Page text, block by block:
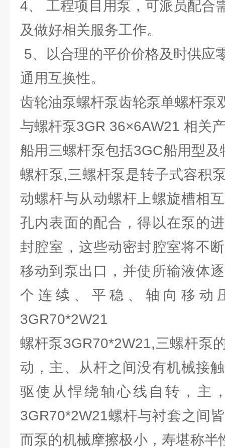
4、 工程项目用泵，可派员配合
及做好相关服务工作。
5、以合理的平价价格及时供应
通用互换性。
齿轮油泵螺杆泵齿轮泵单螺杆泵
与螺杆泵3GR 36×6AW21 相关
船用三螺杆泵包括3GC船用型
螺杆泵,三螺杆泵是转子式容积
动螺杆与从动螺杆上螺旋槽相
孔内表面的配合，得以在泵的
封腔室，这些动密封腔室将不
移动到泵出口，并使所输液体
个连续、平稳、轴向移动
3GR70*2W21
螺杆泵3GR70*2W21,三螺杆泵
动，主、从杆之间没有机械接
驱使从悍绕轴心线自转，主
3GR70*2W21螺杆与衬套之间
而泵的机械摩擦极小，寿堪称半